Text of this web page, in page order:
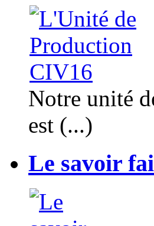
Notre unité
est (...)
Le savoir